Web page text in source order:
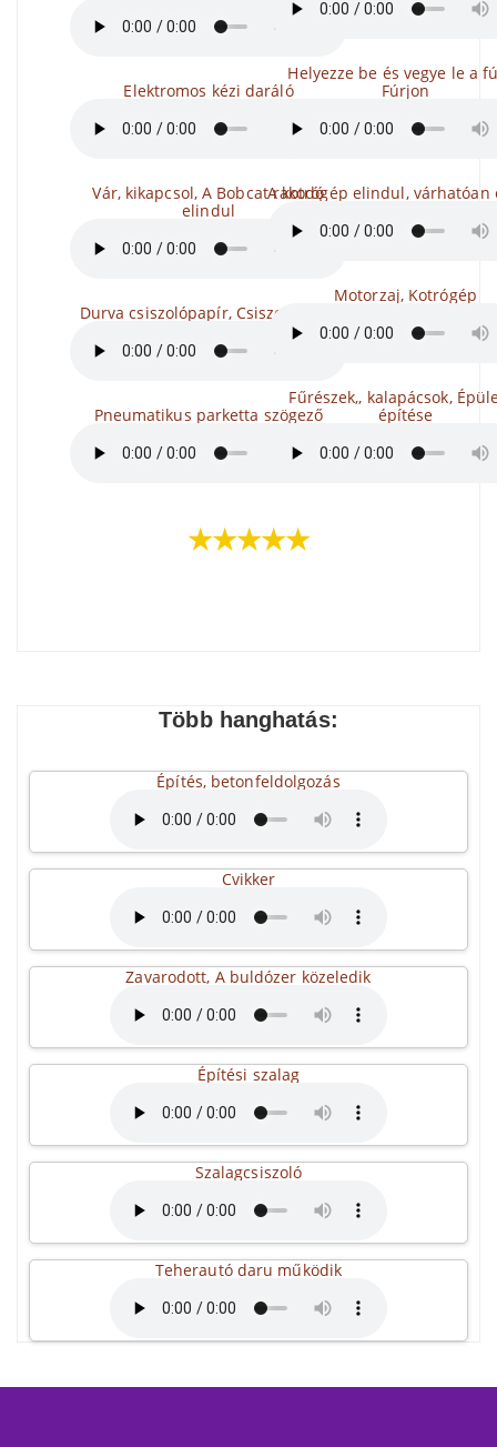
Elektromos kézi daráló
Vár, kikapcsol, A Bobcat rakodó
elindul
Durva csiszolópapír, Csiszolópapír
Pneumatikus parketta szögező
Helyezze be és vegye le a
Fúrjon
A kotrógép elindul, várhatóan
Motorzaj, Kotrógép
Fűrészek,, kalapácsok,
építése
★★★★★
Több hanghatás:
Építés, betonfeldolgozás
Cvikker
Zavarodott, A buldózer közeledik
Építési szalag
Szalagcsiszoló
Teherautó daru működik